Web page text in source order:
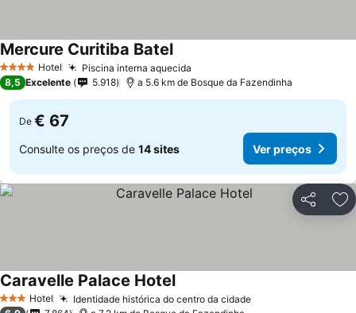
4 EstrelasHotel Piscina interna aquecida
Mercure Curitiba Batel
8,5 Excelente 5.918 a 5.6 km de Bosque da Fazendinha
De € 67
Consulte os preços de 14 sites Ver preços
Partilhar
3 EstrelasHotel Identidade histórica do centro da cidade
Caravelle Palace Hotel